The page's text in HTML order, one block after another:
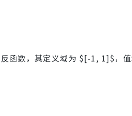
函数，其定义域为 $[-1, 1]$